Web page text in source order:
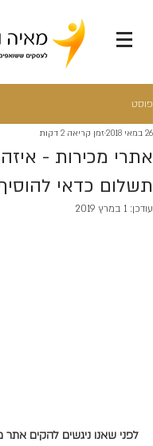
פוסט
אתרי מכירות -
תשלום כדאי
26 במאי 2018 זמן קריאה 2 דקות
עודכן: 1 במרץ 2019
לפני שאנו ניגשים להקים